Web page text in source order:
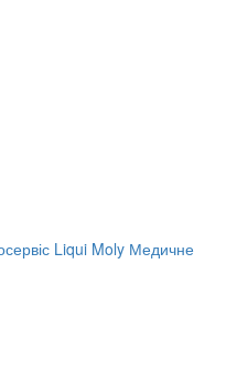
Liqui Moly Медичне